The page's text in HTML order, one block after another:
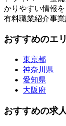
かりやすい情報を
有料職業紹介事
おすすめのエ
東京都
神奈川県
愛知県
大阪府
おすすめの求